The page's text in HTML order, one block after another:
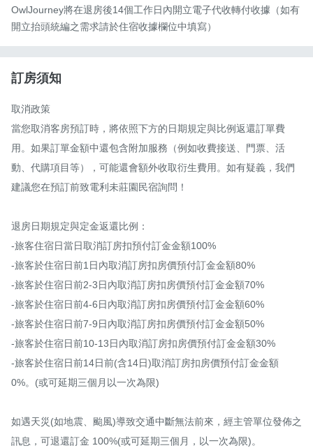
OwlJourney將在退房後14個工作日內開立電子代收轉付收據（如有
開立抬頭統編之需求請於住宿收據欄位中填寫）
訂房須知
取消政策
當您取消客房預訂時，將依照下方的日期規定與比例返還訂單費
用。如果訂單金額中還包含附加服務（例如收費接送、門票、活
動、代購項目等），可能還會額外收取衍生費用。如有疑義，我們
建議您在預訂前致電利未莊園民宿詢問！
退房日期規定與定金返還比例：
-旅客住宿日當日取消訂房扣預付訂金金額100%
-旅客於住宿日前1日內取消訂房扣房價預付訂金金額80%
-旅客於住宿日前2-3日內取消訂房扣房價預付訂金金額70%
-旅客於住宿日前4-6日內取消訂房扣房價預付訂金金額60%
-旅客於住宿日前7-9日內取消訂房扣房價預付訂金金額50%
-旅客於住宿日前10-13日內取消訂房扣房價預付訂金金額30%
-旅客於住宿日前14日前(含14日)取消訂房扣房價預付訂金金額
0%。(或可延期三個月以一次為限)
如遇天災(如地震、颱風)導致交通中斷無法前來，經主管單位發佈之
訊息，可退還訂金 100%(或可延期三個月，以一次為限)。